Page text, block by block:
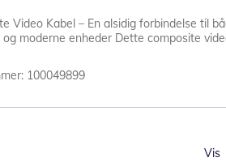
Video Kabel – En alsidig forbindelse til
og moderne enheder Dette composite
100049899
Vis